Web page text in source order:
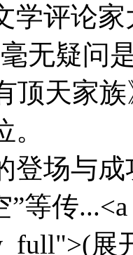
学评论
无疑问
顶天家
登场与
”等传
展